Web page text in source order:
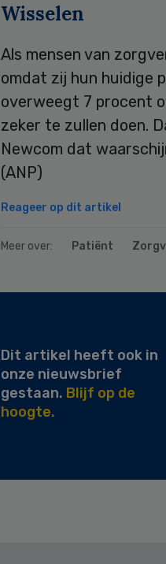
Wisselen
Als mensen van
omdat zij hun huidige
overweegt 7 procent
zeker te zullen doen.
Newcom dat
(ANP)
Reageer op dit artikel
Meer over: Patiënt
Dit artikel heeft ook in
onze nieuwsbrief
gestaan. Blijf op de
hoogte.